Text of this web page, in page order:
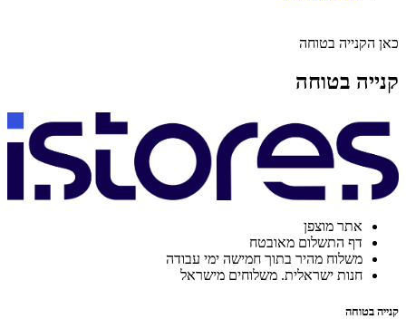
כאן הקנייה בטוחה
קנייה בטוחה
אתר מוצפן
דף התשלום מאובטח
משלוח מהיר בתוך חמישה ימי עבודה
חנות ישראלית. משלוחים מישראל
קנייה בטוחה